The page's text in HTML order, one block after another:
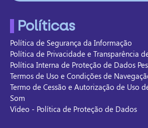
Políticas
Política de Segurança da Informação
Política de Privacidade e Transparência
Política Interna de Proteção de Dados
Termos de Uso e Condições de
Termo de Cessão e Autorização de Uso
Som
Vídeo - Política de Proteção de Dados